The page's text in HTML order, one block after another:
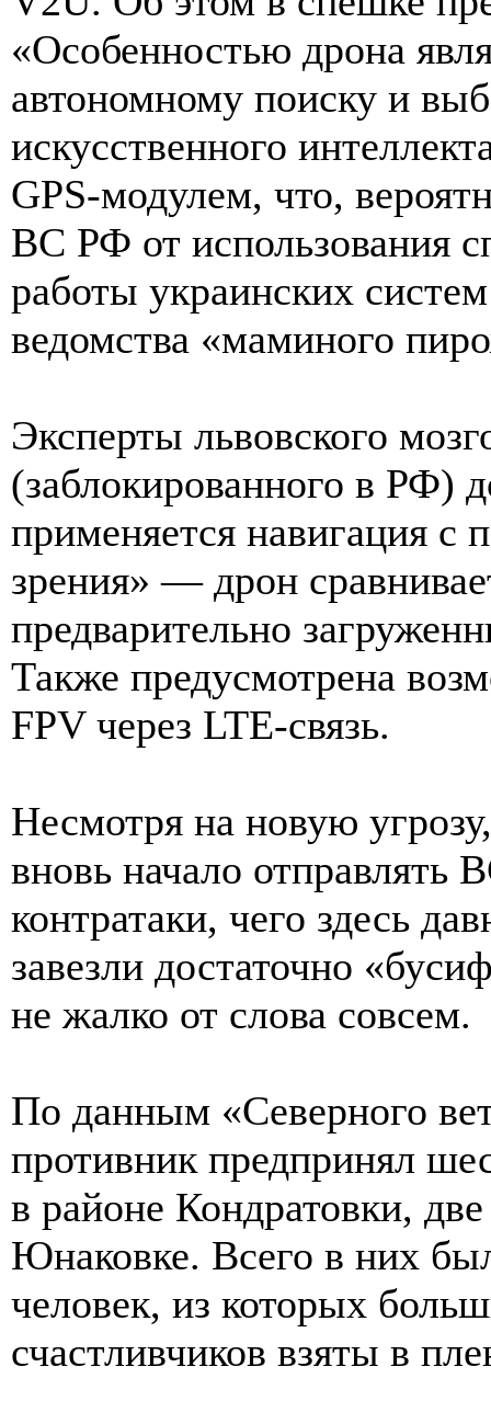
«Особенностью дрона
автономному поиску и
искусственного
GPS-модулем, что,
ВС РФ от использования
работы украинских
ведомства «маминого
Эксперты львовского
(заблокированного в РФ)
применяется навигация
зрения» — дрон
предварительно
Также предусмотрена
FPV через LTE-связь.
Несмотря на новую
вновь начало
контратаки, чего здесь
завезли достаточно
не жалко от слова совсем.
По данным «Северного
противник предпринял
в районе Кондратовки,
Юнаковке. Всего в них
человек, из которых
счастливчиков взяты в